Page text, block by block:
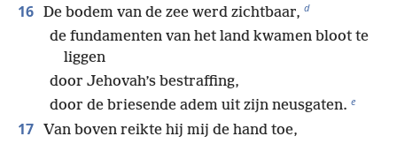
16 De bodem van de zee werd zichtbaar, d
de fundamenten van het land kwamen bloot te
liggen
door Jehovah’s bestraffing,
door de briesende adem uit zijn neusgaten. e
17 Van boven reikte hij mij de hand toe,